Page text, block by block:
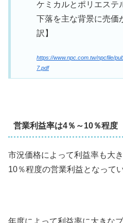
ケミカルとポリエステ
下落を主な背景に売価
訳】
https://www.npc.com.tw/npcfile/
7.pdf
営業利益率は4％～10％程度
市況価格によって利益率も大
10％程度の営業利益となってい
年度によって利益率に大きな